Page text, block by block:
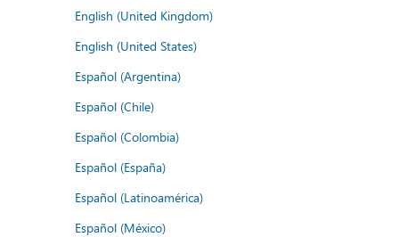
English (United Kingdom)
English (United States)
Español (Argentina)
Español (Chile)
Español (Colombia)
Español (España)
Español (Latinoamérica)
Español (México)